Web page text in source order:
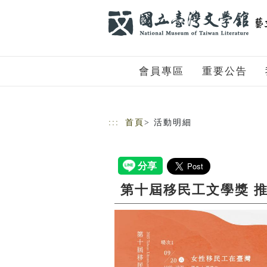
會員專區 重要公告
::: 首頁 > 活動明細
第十屆移民工文學獎